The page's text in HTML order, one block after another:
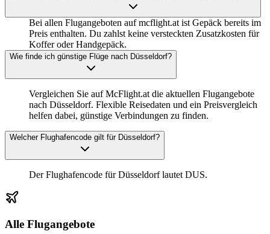
Bei allen Flugangeboten auf mcflight.at ist Gepäck bereits im
Preis enthalten. Du zahlst keine versteckten Zusatzkosten für
Koffer oder Handgepäck.
Wie finde ich günstige Flüge nach Düsseldorf?
Vergleichen Sie auf McFlight.at die aktuellen Flugangebote
nach Düsseldorf. Flexible Reisedaten und ein Preisvergleich
helfen dabei, günstige Verbindungen zu finden.
Welcher Flughafencode gilt für Düsseldorf?
Der Flughafencode für Düsseldorf lautet DUS.
Alle Flugangebote